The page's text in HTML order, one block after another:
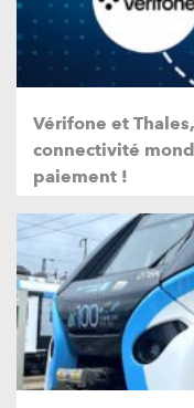
Vérifone et
connectivité
paiement !